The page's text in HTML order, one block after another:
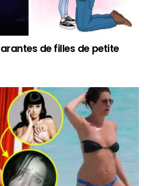
de filles de petite